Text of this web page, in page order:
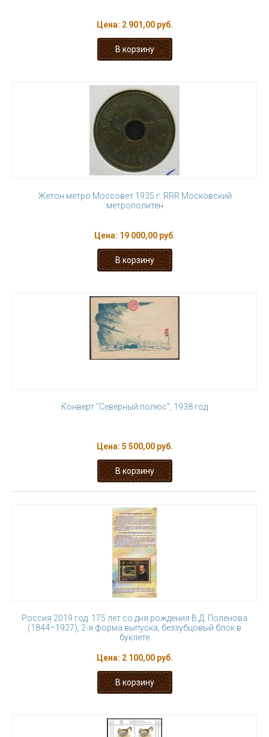
Цена: 2 901,00 руб.
Жетон метро Моссовет 1935 г. RRR Московский
метрополитен
Цена: 19 000,00 руб.
Конверт "Северный полюс", 1938 год
Цена: 5 500,00 руб.
Россия 2019 год. 175 лет со дня рождения В.Д. Поленова
(1844–1927), 2-я форма выпуска, беззубцовый блок в
буклете
Цена: 2 100,00 руб.